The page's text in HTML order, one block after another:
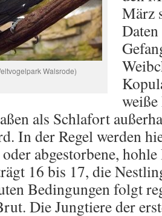
Walsrode)
März
als Schlafort
In der Regel werden
abgestorbene,
16 bis 17, die
Bedingungen folgt
Die Jungtiere der